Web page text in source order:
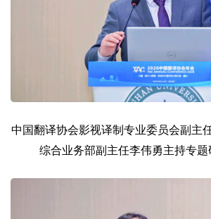
中国翻译协会影视译制专业委员会副主
综合业务部副主任李伟勇主持专